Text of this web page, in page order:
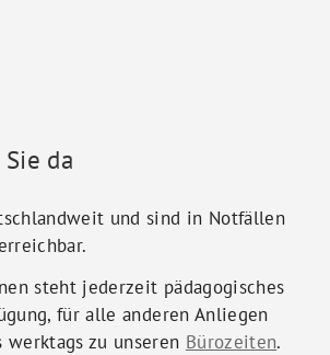
da
und sind in Notfällen
steht jederzeit pädagogisches
für alle anderen Anliegen
zu unseren Bürozeiten.